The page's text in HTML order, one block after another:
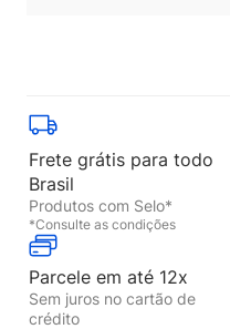
Frete grátis para todo
Brasil
Produtos com Selo*
*Consulte as condições
Parcele em até 12x
Sem juros no cartão de
crédito